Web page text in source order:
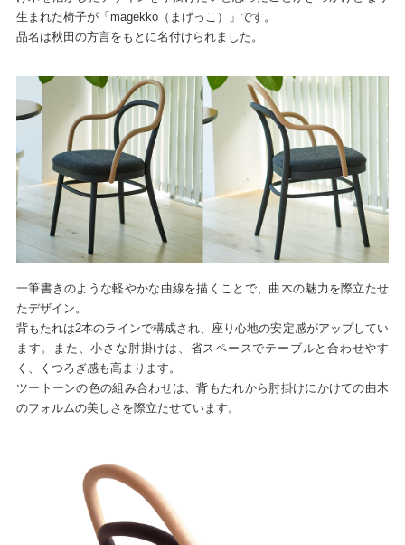
生まれた椅子が「magekko（まげっこ）」です。
品名は秋田の方言をもとに名付けられました。
一筆書きのような軽やかな曲線を描くことで、曲木の魅力を際立たせ
たデザイン。
背もたれは2本のラインで構成され、座り心地の安定感がアップしてい
ます。また、小さな肘掛けは、省スペースでテーブルと合わせやす
く、くつろぎ感も高まります。
ツートーンの色の組み合わせは、背もたれから肘掛けにかけての曲木
のフォルムの美しさを際立たせています。